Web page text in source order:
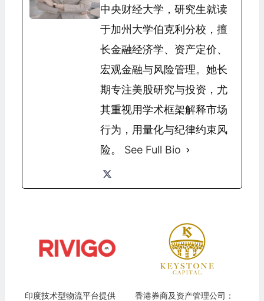
中央财经大学，研究生就读
于加州大学伯克利分校，擅
长金融经济学、资产定价、
宏观金融与风险管理。她长
期专注美股研究与投资，尤
其重视用学术框架解释市场
行为，用量化与纪律约束风
险。 See Full Bio
印度技术型物流平台提供 香港券商及资产管理公司：